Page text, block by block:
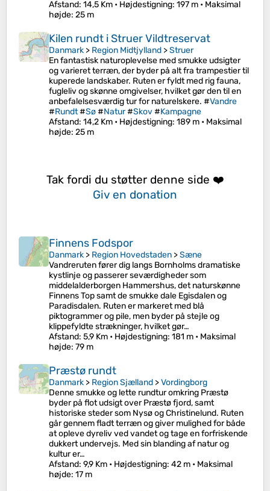
Afstand: 14,5 Km • Højdestigning: 197 m • Maksimal
højde: 25 m
Kilen rundt i Struer Vildtreservat
Danmark > Region Midtjylland >Struer
En fantastisk naturoplevelse med smukke udsigter
og varieret terræn, der byder på alt fra trampestier til
kuperede landskaber. Ruten er fyldt med rig fauna,
fugleliv og skønne omgivelser, hvilket gør den til en
anbefalelsesværdig tur for naturelskere. #Vandre
#Rundt#Sø#Natur#Skov#Kampagne
Afstand: 14,2 Km • Højdestigning: 189 m • Maksimal
højde: 25 m
Tak fordi du støtter denne side ❤️
Giv en donation
Finnens Fodspor
Danmark > Region Hovedstaden >Sæne
Vandreruten fører dig langs Bornholms dramatiske
kystlinje og passerer seværdigheder som
middelalderborgen Hammershus, det naturskønne
Finnens Top samt de smukke dale Egisdalen og
Paradisdalen. Ruten er markeret med blå
piktogrammer og pile, men byder på stejle og
klippefyldte strækninger, hvilket gør…
Afstand: 5,9 Km • Højdestigning: 181 m • Maksimal
højde: 79 m
Præstø rundt
Danmark > Region Sjælland >Vordingborg
Denne smukke og lette rundtur omkring Præstø
byder på flot udsigt over Præstø fjord, samt
historiske steder som Nysø og Christinelund. Ruten
går gennem fladt terræn og giver mulighed for både
at opleve dyreliv ved vandet og tage en forfriskende
dukkert undervejs. Med sin blanding af natur og
kultur er…
Afstand: 9,9 Km • Højdestigning: 42 m • Maksimal
højde: 17 m